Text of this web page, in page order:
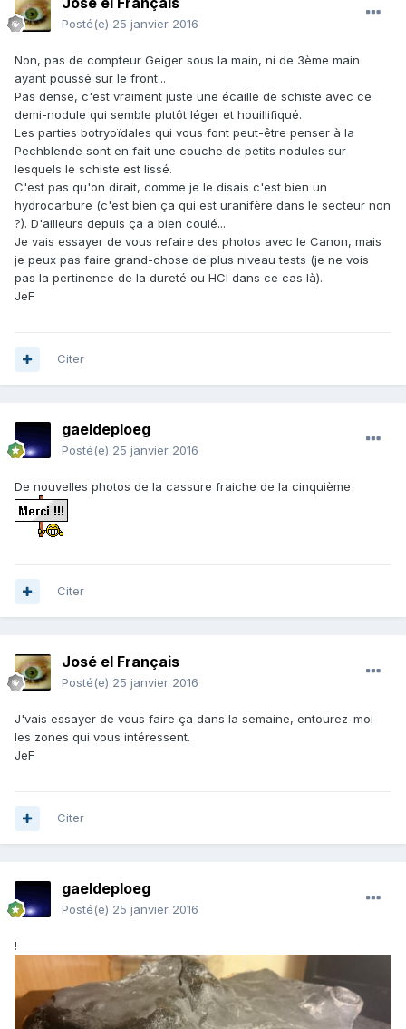
Posté(e) 25 janvier 2016
Non, pas de compteur Geiger sous la main, ni de 3ème main
ayant poussé sur le front...
Pas dense, c'est vraiment juste une écaille de schiste avec ce
demi-nodule qui semble plutôt léger et houillifiqué.
Les parties botryoïdales qui vous font peut-être penser à la
Pechblende sont en fait une couche de petits nodules sur
lesquels le schiste est lissé.
C'est pas qu'on dirait, comme je le disais c'est bien un
hydrocarbure (c'est bien ça qui est uranifère dans le secteur non
?). D'ailleurs depuis ça a bien coulé...
Je vais essayer de vous refaire des photos avec le Canon, mais
je peux pas faire grand-chose de plus niveau tests (je ne vois
pas la pertinence de la dureté ou HCl dans ce cas là).
JeF
Citer
gaeldeploeg
Posté(e) 25 janvier 2016
De nouvelles photos de la cassure fraiche de la cinquième
Citer
José el Français
Posté(e) 25 janvier 2016
J'vais essayer de vous faire ça dans la semaine, entourez-moi
les zones qui vous intéressent.
JeF
Citer
gaeldeploeg
Posté(e) 25 janvier 2016
!